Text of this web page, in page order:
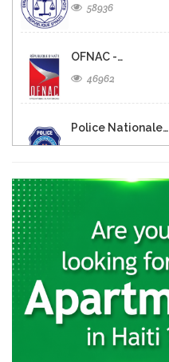
58936
OFNAC -…
46962
Police Nationale…
45733
36802
Direction de…
34685
Ministere des…